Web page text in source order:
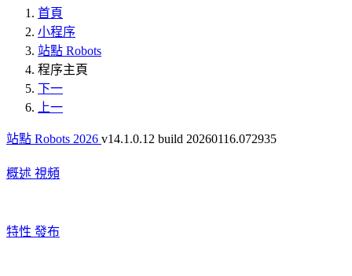
首頁
小程序
站點 Robots
程序主頁
下一
上一
站點 Robots 2026 v14.1.0.12 build 20260116.072935
概述 視頻
特性 發布